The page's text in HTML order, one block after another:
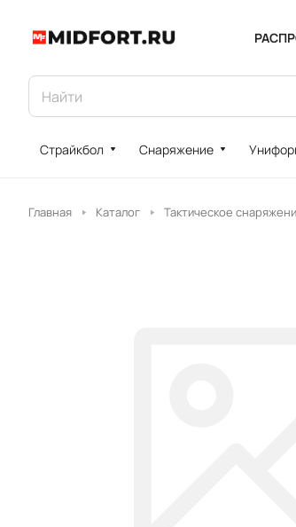
Страйкбол Снаряжение
Главная Каталог Тактическое